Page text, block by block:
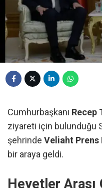
Cumhurbaşkanı Recep
ziyareti için bulunduğu
şehrinde Veliaht Prens
bir araya geldi.
Heyetler Arası